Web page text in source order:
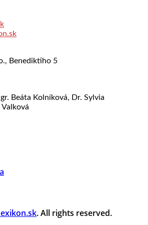
Benediktiho 5
Beáta Kolníková, Dr. Sylvia
. All rights reserved.